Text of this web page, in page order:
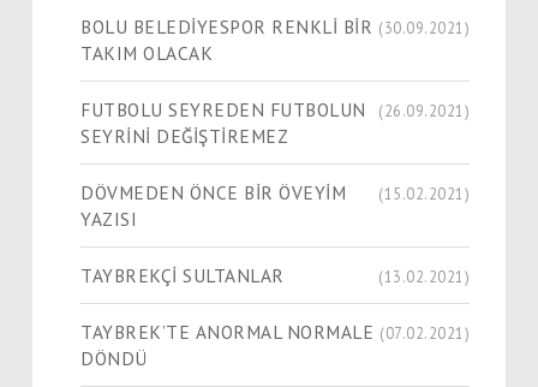
BOLU BELEDİYESPOR RENKLİ BİR
TAKIM OLACAK
(30.09.2021)
FUTBOLU SEYREDEN FUTBOLUN
SEYRİNİ DEĞİŞTİREMEZ
(26.09.2021)
DÖVMEDEN ÖNCE BİR ÖVEYİM
YAZISI
(15.02.2021)
TAYBREKÇİ SULTANLAR (13.02.2021)
TAYBREK’TE ANORMAL NORMALE
DÖNDÜ
(07.02.2021)